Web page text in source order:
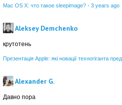
Mac OS X: что такое sleepimage? · 3 years ago
Aleksey Demchenko
крутотень
Презентація Apple: які новації техногіганта
Alexander G.
Давно пора